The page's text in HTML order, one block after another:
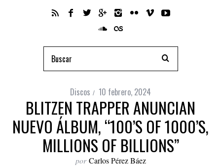
Discos 10 febrero, 2024
BLITZEN TRAPPER ANUNCIAN
NUEVO ÁLBUM, “100’S OF 1000’S,
MILLIONS OF BILLIONS”
por Carlos Pérez Báez